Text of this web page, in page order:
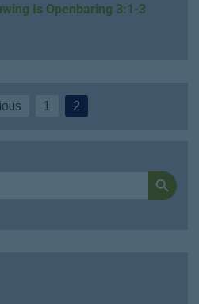
Is Openbaring 3:1-3
1 2